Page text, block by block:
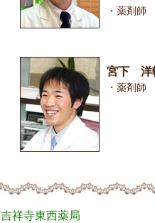
・薬剤師
宮下
・薬剤師
吉祥寺東西薬局